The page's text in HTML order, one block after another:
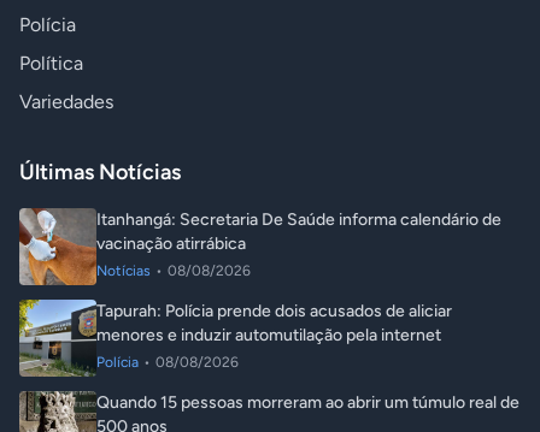
Polícia
Política
Variedades
Últimas Notícias
Itanhangá: Secretaria De Saúde informa calendário de
vacinação atirrábica
Notícias • 08/08/2026
Tapurah: Polícia prende dois acusados de aliciar
menores e induzir automutilação pela internet
Polícia • 08/08/2026
Quando 15 pessoas morreram ao abrir um túmulo real de
500 anos